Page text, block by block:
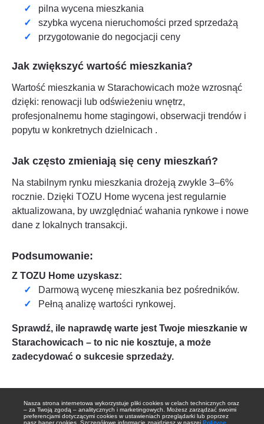
Nasza strona internetowa wykorzystuje pliki cookies w celach technicznych oraz
– za Twoją zgodą – analitycznych i marketingowych. Możesz zarządzać swoimi
preferencjami dotyczącymi cookies w ustawieniach przeglądarki lub poprzez
nasz baner cookies. Szczegółowe informacje znajdziesz w naszej Polityce
pilna wycena mieszkania
szybka wycena nieruchomości przed sprzedażą
przygotowanie do negocjacji ceny
Jak zwiększyć wartość mieszkania?
Wartość mieszkania w Starachowicach może wzrosnąć
dzięki: renowacji lub odświeżeniu wnętrz,
profesjonalnemu home stagingowi, obserwacji trendów i
popytu w konkretnych dzielnicach .
Jak często zmieniają się ceny mieszkań?
Na stabilnym rynku mieszkania drożeją zwykle 3–6%
rocznie. Dzięki TOZU Home wycena jest regularnie
aktualizowana, by uwzględniać wahania rynkowe i nowe
dane z lokalnych transakcji.
Podsumowanie:
Z TOZU Home uzyskasz:
Darmową wycenę mieszkania bez pośredników.
Pełną analizę wartości rynkowej.
Sprawdź, ile naprawdę warte jest Twoje mieszkanie w
Starachowicach – to nic nie kosztuje, a może
zadecydować o sukcesie sprzedaży.